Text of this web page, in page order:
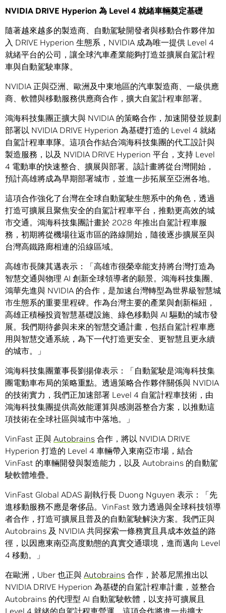
NVIDIA DRIVE Hyperion 為 Level 4 就緒車輛奠定基礎
隨著越來越多的製造商、自動駕駛開發者與移動合作夥伴加
入 DRIVE Hyperion 生態系，NVIDIA 成為唯一提供 Level 4
就緒平台的公司，讓全球汽車產業能夠打造並擴展自駕計程
車與自動駕駛車隊。
NVIDIA 正與亞洲、歐洲及中東地區的汽車製造商、一級供應
商、軟體與移動服務供應商合作，擴大自駕計程車部署。
鴻海科技集團正擴大與 NVIDIA 的策略合作，加速開發並規劃
部署以 NVIDIA DRIVE Hyperion 為基礎打造的 Level 4 就緒
自駕計程車車隊。這項合作結合鴻海科技集團的代工設計與
製造服務，以及 NVIDIA DRIVE Hyperion 平台，支持 Level
4 電動車的快速整合、擴展與部署。該計畫將從台灣開始，
預計高雄將成為早期部署城市，並進一步拓展至亞洲各地。
這項合作強化了台灣在全球自動駕駛生態系中的角色，透過
打造可擴展且聚焦安全的自駕計程車平台，推動更高效的城
市交通。鴻海科技集團計畫於 2028 年推出自駕計程車服
務，初期將從機場往返市區的路線開始，隨後逐步擴展至與
台灣高鐵路廊相連的沿線區域。
高雄市長陳其邁表示：「高雄市很榮幸能支持將台灣打造為
智慧交通與物理 AI 創新全球領導者的願景。鴻海科技集團、
鴻華先進與 NVIDIA 的合作，是加速台灣轉型為世界級智慧城
市生態系的重要里程碑。作為台灣主要的產業與創新樞紐，
高雄正積極投資智慧基礎設施、綠色移動與 AI 驅動的城市發
展。我們期待參與未來的智慧交通計畫，包括自駕計程車應
用與智慧交通系統，為下一代打造更安全、更智慧且更永續
的城市。」
鴻海科技集團董事長劉揚偉表示：「自動駕駛是鴻海科技集
團電動車布局的策略重點。透過策略合作夥伴關係與 NVIDIA
的技術實力，我們正加速部署 Level 4 自駕計程車技術，由
鴻海科技集團提供高效能運算與感測器整合方案，以推動這
項技術在全球社區與城市中落地。」
VinFast 正與 Autobrains 合作，將以 NVIDIA DRIVE
Hyperion 打造的 Level 4 車輛帶入東南亞市場，結合
VinFast 的車輛開發與製造能力，以及 Autobrains 的自動駕
駛軟體堆疊。
VinFast Global ADAS 副執行長 Duong Nguyen 表示：「先
進移動服務不應是奢侈品。VinFast 致力透過與全球科技領導
者合作，打造可擴展且普及的自動駕駛解決方案。我們正與
Autobrains 及 NVIDIA 共同探索一條務實且具成本效益的路
徑，以因應東南亞高度動態的真實交通環境，進而邁向 Level
4 移動。」
在歐洲，Uber 也正與 Autobrains 合作，於慕尼黑推出以
NVIDIA DRIVE Hyperion 為基礎的自駕計程車計畫，並整合
Autobrains 的代理型 AI 自動駕駛軟體，以支持可擴展且